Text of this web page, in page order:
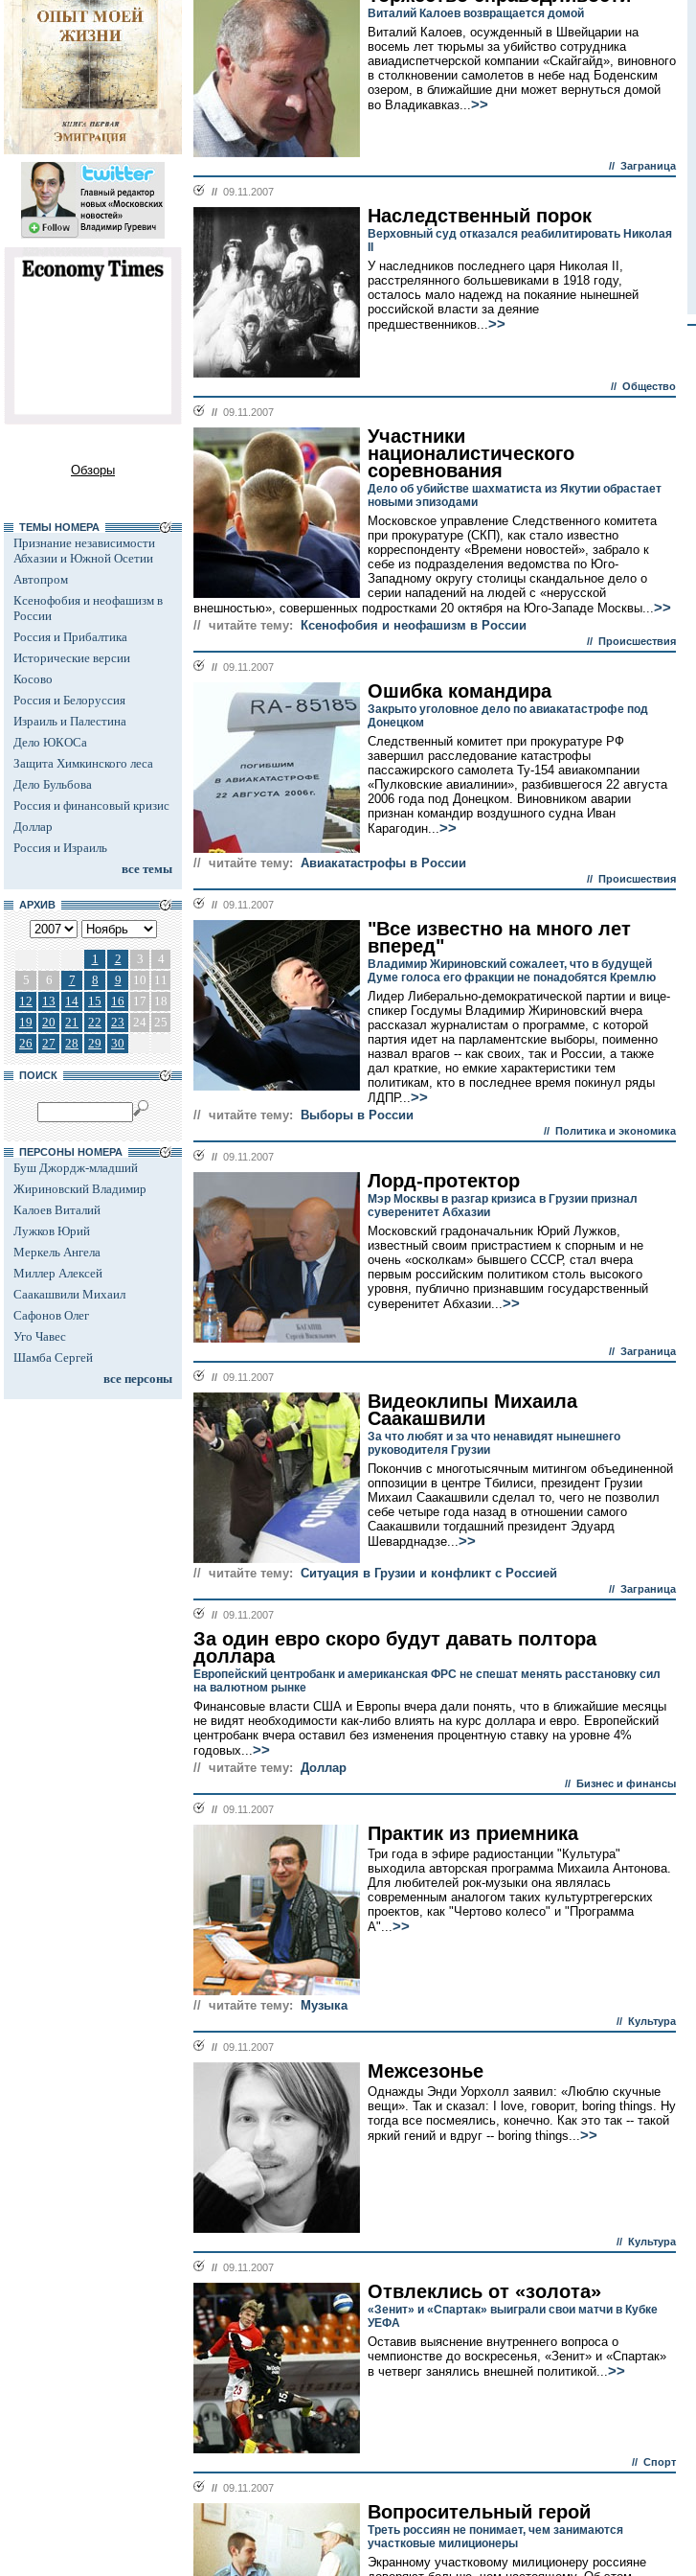
Обзоры
ТЕМЫ НОМЕРА
Признание независимости
Абхазии и Южной Осетии
Автопром
Ксенофобия и неофашизм в
России
Россия и Прибалтика
Исторические версии
Косово
Россия и Белоруссия
Израиль и Палестина
Дело ЮКОСа
Защита Химкинского леса
Дело Бульбова
Россия и финансовый кризис
Доллар
Россия и Израиль
все темы
АРХИВ
1 2 3
4
5
6 7 8 9 10
11
12
13 14 15 16 17
18
19
20 21 22 23 24 25
26
27 28 29 30
ПОИСК
ПЕРСОНЫ НОМЕРА
Буш Джордж-младший
Жириновский Владимир
Калоев Виталий
Лужков Юрий
Меркель Ангела
Миллер Алексей
Саакашвили Михаил
Сафонов Олег
Уго Чавес
Шамба Сергей
все персоны
Виталий Калоев возвращается домой
Виталий Калоев, осужденный в Швейцарии на
восемь лет тюрьмы за убийство сотрудника
авиадиспетчерской компании «Скайгайд», виновного
в столкновении самолетов в небе над Боденским
озером, в ближайшие дни может вернуться домой
во Владикавказ...>>
// Заграница
// 09.11.2007
Наследственный порок
Верховный суд отказался реабилитировать Николая
У наследников последнего царя Николая II,
расстрелянного большевиками в 1918 году,
осталось мало надежд на покаяние нынешней
российской власти за деяние
предшественников...>>
// Общество
// 09.11.2007
Участники
националистического
соревнования
Дело об убийстве шахматиста из Якутии обрастает
новыми эпизодами
Московское управление Следственного комитета
при прокуратуре (СКП), как стало известно
корреспонденту «Времени новостей», забрало к
себе из подразделения ведомства по Юго-
Западному округу столицы скандальное дело о
серии нападений на людей с «нерусской
внешностью», совершенных подростками 20 октября на Юго-Западе Москвы...>>
// читайте тему: Ксенофобия и неофашизм в России
// Происшествия
// 09.11.2007
Ошибка командира
Закрыто уголовное дело по авиакатастрофе под
Донецком
Следственный комитет при прокуратуре РФ
завершил расследование катастрофы
пассажирского самолета Ту-154 авиакомпании
«Пулковские авиалинии», разбившегося 22 августа
2006 года под Донецком. Виновником аварии
признан командир воздушного судна Иван
Карагодин...>>
// читайте тему: Авиакатастрофы в России
// Происшествия
// 09.11.2007
"Все известно на много лет
вперед"
Владимир Жириновский сожалеет, что в будущей
Думе голоса его фракции не понадобятся Кремлю
Лидер Либерально-демократической партии и вице-
спикер Госдумы Владимир Жириновский вчера
рассказал журналистам о программе, с которой
партия идет на парламентские выборы, поименно
назвал врагов -- как своих, так и России, а также
дал краткие, но емкие характеристики тем
политикам, кто в последнее время покинул ряды
ЛДПР...>>
// читайте тему: Выборы в России
// Политика и экономика
// 09.11.2007
Лорд-протектор
Мэр Москвы в разгар кризиса в Грузии признал
суверенитет Абхазии
Московский градоначальник Юрий Лужков,
известный своим пристрастием к спорным и не
очень «осколкам» бывшего СССР, стал вчера
первым российским политиком столь высокого
уровня, публично признавшим государственный
суверенитет Абхазии...>>
// Заграница
// 09.11.2007
Видеоклипы Михаила
Саакашвили
За что любят и за что ненавидят нынешнего
руководителя Грузии
Покончив с многотысячным митингом объединенной
оппозиции в центре Тбилиси, президент Грузии
Михаил Саакашвили сделал то, чего не позволил
себе четыре года назад в отношении самого
Саакашвили тогдашний президент Эдуард
Шеварднадзе...>>
// читайте тему: Ситуация в Грузии и конфликт с Россией
// Заграница
// 09.11.2007
За один евро скоро будут давать полтора
доллара
Европейский центробанк и американская ФРС не спешат менять расстановку сил
на валютном рынке
Финансовые власти США и Европы вчера дали понять, что в ближайшие месяцы
не видят необходимости как-либо влиять на курс доллара и евро. Европейский
центробанк вчера оставил без изменения процентную ставку на уровне 4%
годовых...>>
// читайте тему: Доллар
// Бизнес и финансы
// 09.11.2007
Практик из приемника
Три года в эфире радиостанции "Культура"
выходила авторская программа Михаила Антонова.
Для любителей рок-музыки она являлась
современным аналогом таких культуртрегерских
проектов, как "Чертово колесо" и "Программа
А"...>>
// читайте тему: Музыка
// Культура
// 09.11.2007
Межсезонье
Однажды Энди Уорхолл заявил: «Люблю скучные
вещи». Так и сказал: I love, говорит, boring things. Ну
тогда все посмеялись, конечно. Как это так -- такой
яркий гений и вдруг -- boring things...>>
// Культура
// 09.11.2007
Отвлеклись от «золота»
«Зенит» и «Спартак» выиграли свои матчи в Кубке
УЕФА
Оставив выяснение внутреннего вопроса о
чемпионстве до воскресенья, «Зенит» и «Спартак»
в четверг занялись внешней политикой...>>
// Спорт
// 09.11.2007
Вопросительный герой
Треть россиян не понимает, чем занимаются
участковые милиционеры
Экранному участковому милиционеру россияне